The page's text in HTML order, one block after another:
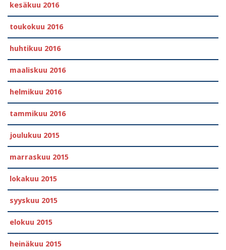
kesäkuu 2016
toukokuu 2016
huhtikuu 2016
maaliskuu 2016
helmikuu 2016
tammikuu 2016
joulukuu 2015
marraskuu 2015
lokakuu 2015
syyskuu 2015
elokuu 2015
heinäkuu 2015